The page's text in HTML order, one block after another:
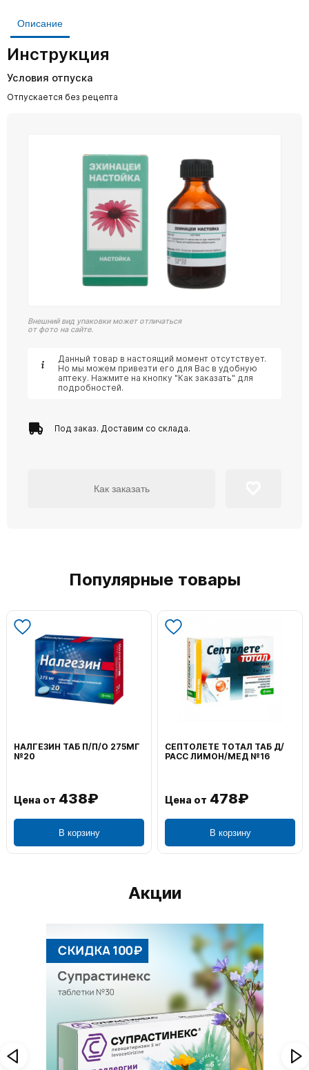
Описание
Инструкция
Условия отпуска
Отпускается без рецепта
Внешний вид упаковки может отличаться
от фото на сайте.
Данный товар в настоящий момент отсутствует.
Но мы можем привезти его для Вас в удобную
аптеку. Нажмите на кнопку "Как заказать" для
подробностей.
Под заказ. Доставим со склада.
Как заказать
Популярные товары
НАЛГЕЗИН ТАБ П/П/О 275МГ
№20
Цена от 438₽
В корзину
СЕПТОЛЕТЕ ТОТАЛ ТАБ Д/
РАСС ЛИМОН/МЕД №16
Цена от 478₽
В корзину
Акции